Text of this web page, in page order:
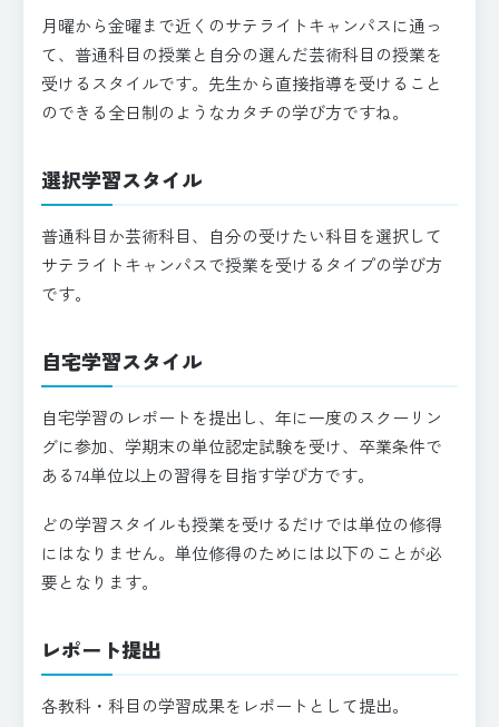
月曜から金曜まで近くのサテライトキャンパスに通っ
て、普通科目の授業と自分の選んだ芸術科目の授業を
受けるスタイルです。先生から直接指導を受けること
のできる全日制のようなカタチの学び方ですね。
選択学習スタイル
普通科目か芸術科目、自分の受けたい科目を選択して
サテライトキャンパスで授業を受けるタイプの学び方
です。
自宅学習スタイル
自宅学習のレポートを提出し、年に一度のスクーリン
グに参加、学期末の単位認定試験を受け、卒業条件で
ある74単位以上の習得を目指す学び方です。
どの学習スタイルも授業を受けるだけでは単位の修得
にはなりません。単位修得のためには以下のことが必
要となります。
レポート提出
各教科・科目の学習成果をレポートとして提出。